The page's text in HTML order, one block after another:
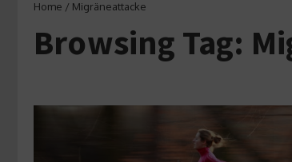
Home / Migräneattacke
Browsing Tag: